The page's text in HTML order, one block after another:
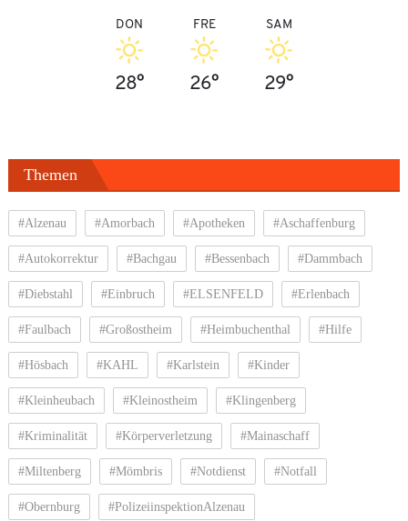
DON
28°
FRE
26°
SAM
29°
Themen
#Alzenau #Amorbach #Apotheken #Aschaffenburg
#Autokorrektur #Bachgau #Bessenbach #Dammbach
#Diebstahl #Einbruch #ELSENFELD #Erlenbach
#Faulbach #Großostheim #Heimbuchenthal #Hilfe
#Hösbach #KAHL #Karlstein #Kinder
#Kleinheubach #Kleinostheim #Klingenberg
#Kriminalität #Körperverletzung #Mainaschaff
#Miltenberg #Mömbris #Notdienst #Notfall
#Obernburg #PolizeiinspektionAlzenau